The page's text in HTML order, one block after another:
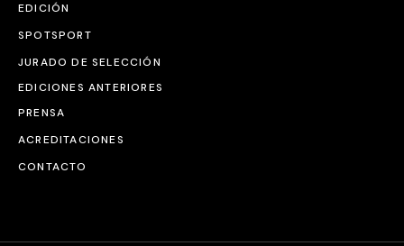
EDICIÓN
SPOTSPORT
JURADO DE SELECCIÓN
EDICIONES ANTERIORES
PRENSA
ACREDITACIONES
CONTACTO